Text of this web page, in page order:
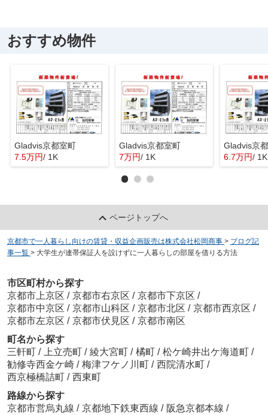
おすすめ物件
Gladvis京都室町
7.5万円/ 1K
Gladvis京都室町
7万円/ 1K
Gladvis京
6.7万円/ 1K
ページトップへ
京都市で一人暮らし向けの賃貸・収益企画販売は株式会社松岡商事 > ブログ記
事一覧 > 大学生が連帯保証人を設けずに一人暮らしの部屋を借りる方法
市区町村から探す
京都市上京区 / 京都市右京区 / 京都市下京区 /
京都市中京区 / 京都市山科区 / 京都市北区 / 京都市西京区 /
京都市左京区 / 京都市伏見区 / 京都市南区
町名から探す
三軒町 / 上立売町 / 綾大宮町 / 橘町 / 松ケ崎井出ケ海道町 /
勧修寺西金ケ崎 / 梅津フケノ川町 / 西院清水町 /
西京極橋詰町 / 西東町
路線から探す
京都市営烏丸線 / 京都地下鉄東西線 / 阪急京都本線 /